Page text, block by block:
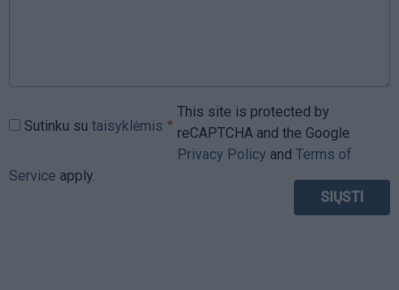
Sutinku su taisyklėmis
This site is protected by
reCAPTCHA and the Google
Privacy Policy and Terms of
Service apply.